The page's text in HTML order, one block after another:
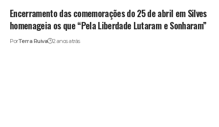
Encerramento das comemorações do 25 de abril em Silves
homenageia os que “Pela Liberdade Lutaram e Sonharam”
PorTerra Ruiva 2 anos atrás